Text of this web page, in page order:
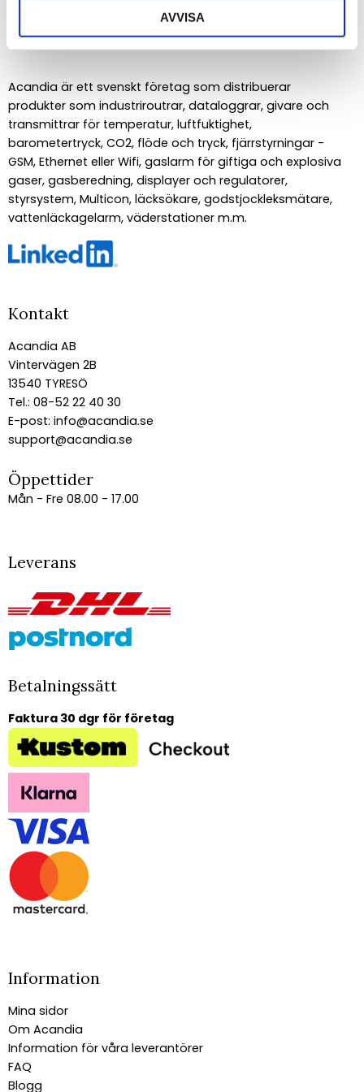
AVVISA
Om Acandia
Acandia är ett svenskt företag som distribuerar
produkter som industriroutrar, dataloggrar, givare och
transmittrar för temperatur, luftfuktighet,
barometertryck, CO2, flöde och tryck, fjärrstyrningar -
GSM, Ethernet eller Wifi, gaslarm för giftiga och explosiva
gaser, gasberedning, displayer och regulatorer,
styrsystem, Multicon, läcksökare, godstjockleksmätare,
vattenläckagelarm, väderstationer m.m.
Kontakt
Acandia AB
Vintervägen 2B
13540 TYRESÖ
Tel.: 08-52 22 40 30
E-post: info@acandia.se
support@acandia.se
Öppettider
Mån - Fre 08.00 - 17.00
Leverans
Betalningssätt
Faktura 30 dgr för företag
Information
Mina sidor
Om Acandia
Information för våra leverantörer
FAQ
Blogg